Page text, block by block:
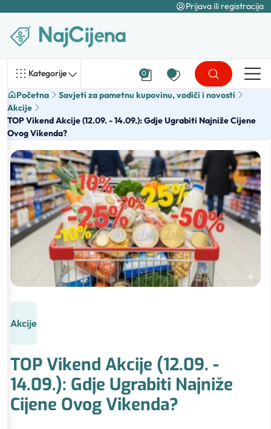
Prijava ili registracija
Kategorije 0
Početna
Savjeti za pametnu kupovinu, vodiči i novosti
Akcije
TOP Vikend Akcije (12.09. - 14.09.): Gdje Ugrabiti Najniže Cijene
Ovog Vikenda?
Akcije
TOP Vikend Akcije (12.09. -
14.09.): Gdje Ugrabiti Najniže
Cijene Ovog Vikenda?